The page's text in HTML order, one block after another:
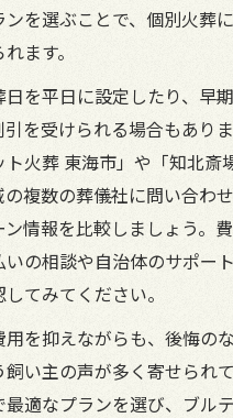
を選ぶことで、個別火葬
ます。
日を平日に設定したり、早
引を受けられる場合もあり
火葬 東海市」や「知北斎
の複数の葬儀社に問い合わ
ン情報を比較しましょう。
いの相談や自治体のサポー
てみてください。
用を抑えながらも、後悔の
飼い主の声が多く寄せられ
最適なプランを選び、ブル